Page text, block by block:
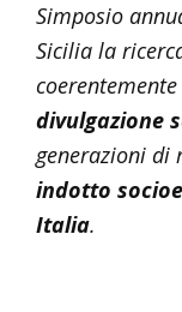
Simposio
Sicilia la
divulgazione
generazioni di
indotto
Italia.